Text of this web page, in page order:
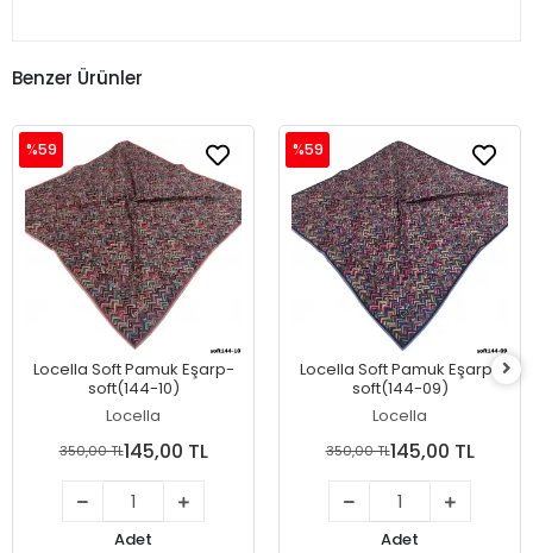
Benzer Ürünler
Locella Soft Pamuk Eşarp-
soft(144-10)
Locella
%59
350,00 TL145,00 TL
Adet
Locella Soft Pamuk Eşarp-
soft(144-09)
Locella
%59
350,00 TL145,00 TL
Adet